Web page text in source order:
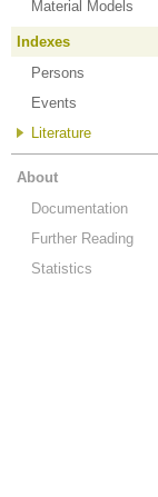
Material Models
Indexes
Persons
Events
Literature
About
Documentation
Further Reading
Statistics